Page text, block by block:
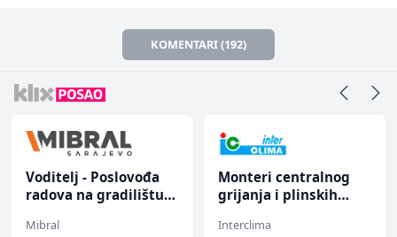
KOMENTARI (192)
Voditelj - Poslovođa
radova na gradilištu
Mibral
Monteri centralnog
grijanja i plinskih
Interclima